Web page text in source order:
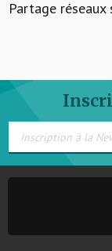
Partage réseaux